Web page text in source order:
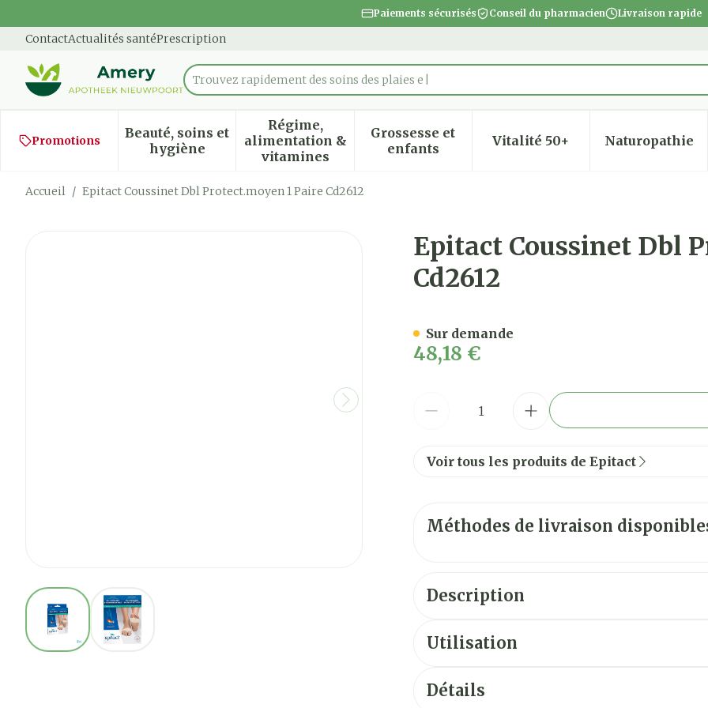
Paiements sécurisés Conseil du pharmacien Livraison rapide
ContactActualités santéPrescription
Rechercher
Trouvez rapidement des soins des plaies et des bandages
Promotions
Beauté, soins et
hygièneAfficher le sous-menu pour la catégorie Beauté, soins et hygiène
Régime,
alimentation &
vitamines
Afficher le sous-menu pour la catégorie Régime,
Grossesse et
enfantsAfficher le sous-menu pour la catégorie
Vitalité 50+Afficher le sous-menu
Naturopathie
Afficher
Accueil / Epitact Coussinet Dbl Protect.moyen 1 Paire Cd2612
View larger imageView larger image
Epitact Coussinet Dbl Protect.moyen 1 Paire Cd2612
Epitact Coussinet Dbl
Cd2612
48,18 €
Sur demande
Voir tous les produits de Epitact
Méthodes de livraison
Description
Utilisation
La partie imprimée du tissu doit être en
Détails